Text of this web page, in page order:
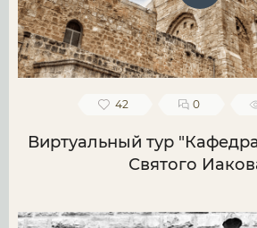
42 0
Виртуальный тур
Святого